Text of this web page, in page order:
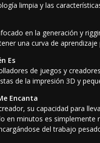
limpia y las
en la generación y
una curva de
Es
de juegos y
de la impresión 3D y
Encanta
su capacidad para
en minutos es simplemente
del trabajo